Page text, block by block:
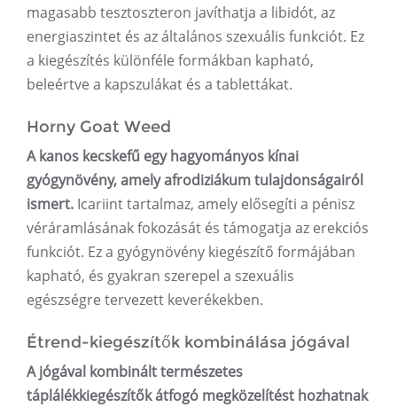
magasabb tesztoszteron javíthatja a libidót, az
energiaszintet és az általános szexuális funkciót. Ez
a kiegészítés különféle formákban kapható,
beleértve a kapszulákat és a tablettákat.
Horny Goat Weed
A kanos kecskefű egy hagyományos kínai
gyógynövény, amely afrodiziákum tulajdonságairól
ismert. Icariint tartalmaz, amely elősegíti a pénisz
véráramlásának fokozását és támogatja az erekciós
funkciót. Ez a gyógynövény kiegészítő formájában
kapható, és gyakran szerepel a szexuális
egészségre tervezett keverékekben.
Étrend-kiegészítők kombinálása jógával
A jógával kombinált természetes
táplálékkiegészítők átfogó megközelítést hozhatnak